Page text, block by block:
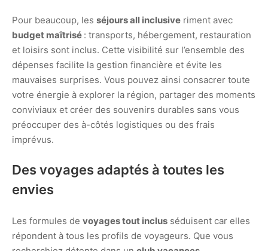
Pour beaucoup, les séjours all inclusive riment avec
budget maîtrisé : transports, hébergement, restauration
et loisirs sont inclus. Cette visibilité sur l’ensemble des
dépenses facilite la gestion financière et évite les
mauvaises surprises. Vous pouvez ainsi consacrer toute
votre énergie à explorer la région, partager des moments
conviviaux et créer des souvenirs durables sans vous
préoccuper des à-côtés logistiques ou des frais
imprévus.
Des voyages adaptés à toutes les
envies
Les formules de voyages tout inclus séduisent car elles
répondent à tous les profils de voyageurs. Que vous